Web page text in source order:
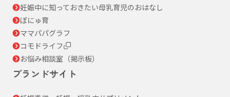
妊娠中に知っておきたい母乳育児のおはなし
ぼにゅ育
ママパパグラフ
コモドライフ
お悩み相談室（掲示板）
ブランドサイト